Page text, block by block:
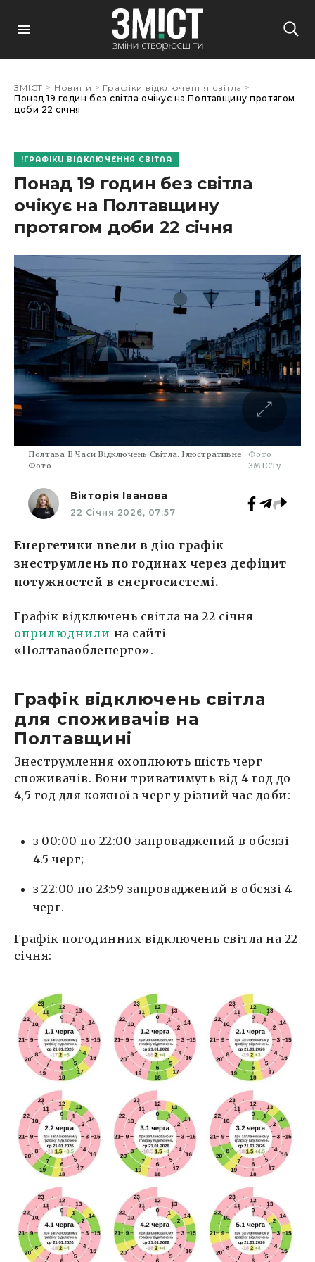
ЗМІСТ > Новини > Графіки відключення світла >
Понад 19 годин без світла очікує на Полтавщину протягом
доби 22 січня
ГРАФІКИ ВІДКЛЮЧЕННЯ СВІТЛА
Понад 19 годин без світла
очікує на Полтавщину
протягом доби 22 січня
Полтава В Часи Відключень Світла. Ілюстративне
Фото
Фото
ЗМІСТу
Вікторія Іванова
22 Січня 2026, 07:57
Енергетики ввели в дію графік
знеструмлень по годинах через дефіцит
потужностей в енергосистемі.
Графік відключень світла на 22 січня
оприлюднили на сайті
«Полтаваобленерго».
Графік відключень світла
для споживачів на
Полтавщині
Знеструмлення охоплюють шість черг
споживачів. Вони триватимуть від 4 год до
4,5 год для кожної з черг у різний час доби:
з 00:00 по 22:00 запроваджений в обсязі
4.5 черг;
з 22:00 по 23:59 запроваджений в обсязі 4
черг.
Графік погодинних відключень світла на 22
січня: